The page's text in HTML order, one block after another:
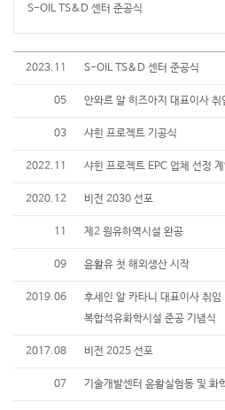
S-OIL TS&D 센터 준공식
2023.11 S-OIL TS&D 센터 준공식
05 안와르 알 히즈아지 대표이사 취
03 샤힌 프로젝트 기공식
2022.11 샤힌 프로젝트 EPC 업체 선정
2020.12 비전 2030 선포
11 제2 원유하역시설 완공
09 윤활유 첫 해외생산 시작
2019.06
후세인 알 카타니 대표이사 취임
복합석유화학시설 준공 기념식
2017.08 비전 2025 선포
07 기술개발센터 윤활실험동 및 화